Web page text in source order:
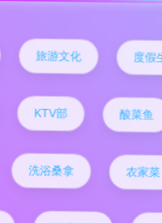
旅游文化 度假
KTV部 酸菜鱼
洗浴桑拿 农家菜